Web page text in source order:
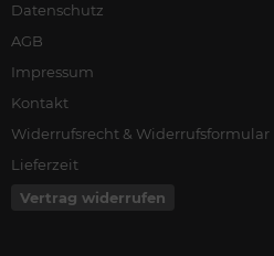
Datenschutz
AGB
Impressum
Kontakt
Widerrufsrecht & Widerrufsformular
Lieferzeit
Vertrag widerrufen